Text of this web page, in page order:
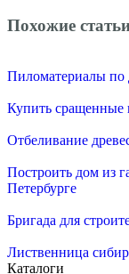
Похожие
Пиломатериалы по
Купить сращенные
Отбеливание
Построить дом из
Петербурге
Бригада для
Лиственница
Каталоги